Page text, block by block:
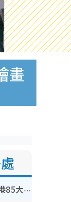
畫
【8月生日優惠2026】全港85大食買玩著數攻略 自助餐/火鍋放題同行免費＋誠品/DONKI送現金券